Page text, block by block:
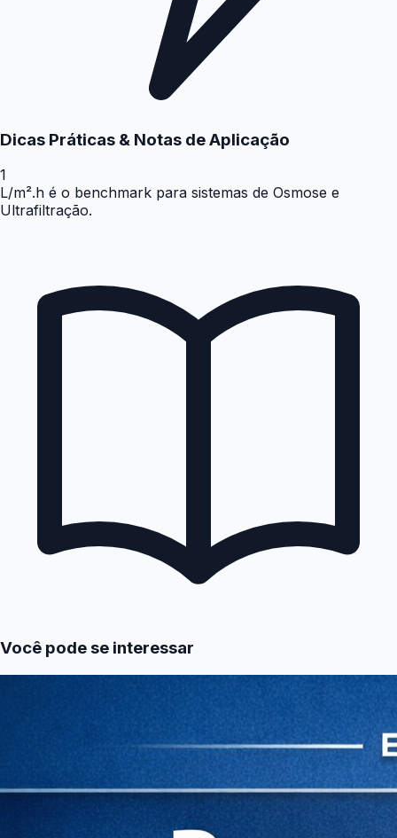
Dicas Práticas & Notas de Aplicação
1
L/m².h é o benchmark para sistemas de Osmose e
Ultrafiltração.
Você pode se interessar